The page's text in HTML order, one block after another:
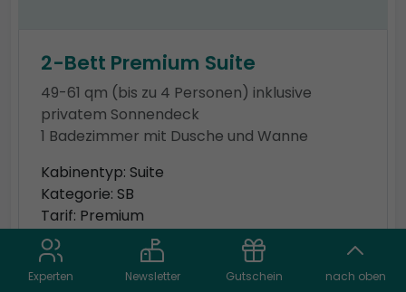
2-Bett Premium Suite
49-61 qm (bis zu 4 Personen) inklusive
privatem Sonnendeck
1 Badezimmer mit Dusche und Wanne
Kabinentyp: Suite
Kategorie: SB
Tarif: Premium
Aktuell nicht verfügbar, rufen Sie
uns bitte an!
Experten Newsletter Gutschein nach oben